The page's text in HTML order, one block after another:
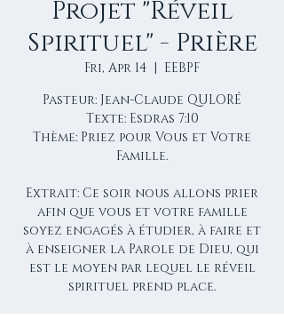
Projet "Réveil
Spirituel" - Prière
Fri, Apr 14
  |
EEBPF
Pasteur: Jean-Claude QULORÉ
Texte: Esdras 7:10
Thème: Priez pour Vous et Votre
Famille.
Extrait: Ce soir nous allons prier
afin que vous et votre famille
soyez engagés à étudier, à faire et
à enseigner la Parole de Dieu, qui
est le moyen par lequel le réveil
spirituel prend place.